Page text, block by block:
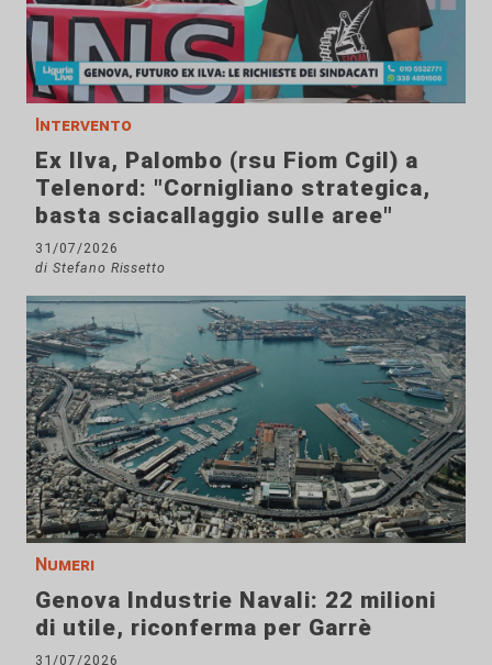
Intervento
Ex Ilva, Palombo (rsu Fiom Cgil) a
Telenord: "Cornigliano strategica,
basta sciacallaggio sulle aree"
31/07/2026
di Stefano Rissetto
Numeri
Genova Industrie Navali: 22 milioni
di utile, riconferma per Garrè
31/07/2026